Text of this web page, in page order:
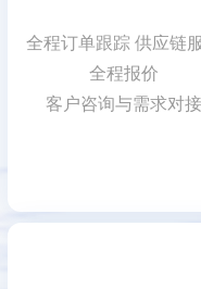
全程订单跟踪 供应链
全程报价
客户咨询与需求对接